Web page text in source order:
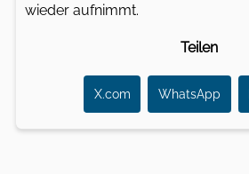
wieder aufnimmt.
Teilen
X.com WhatsApp